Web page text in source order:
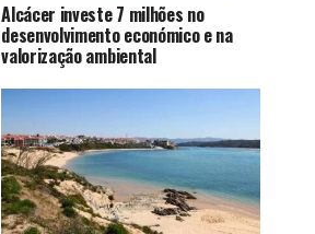
Alcácer investe 7 milhões no
desenvolvimento económico e na
valorização ambiental